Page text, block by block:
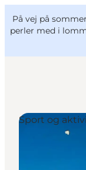
På vej på
perler med i
Oplevelser
Mad og
VisitFyn
Deutsch
Sport og